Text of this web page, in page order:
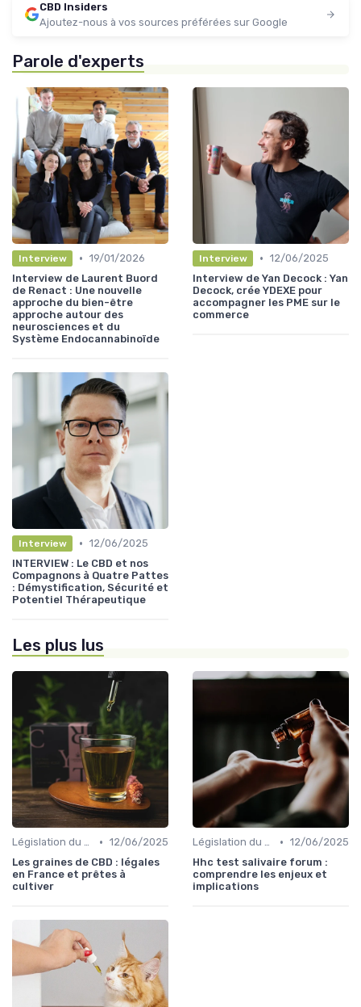
CBD Insiders
Ajoutez-nous à vos sources préférées sur Google
Parole d'experts
Interview • 19/01/2026
Interview de Laurent Buord
de Renact : Une nouvelle
approche du bien-être
approche autour des
neurosciences et du
Système Endocannabinoïde
Interview • 12/06/2025
Interview de Yan Decock : Yan
Decock, crée YDEXE pour
accompagner les PME sur le
commerce
Interview • 12/06/2025
INTERVIEW : Le CBD et nos
Compagnons à Quatre Pattes
: Démystification, Sécurité et
Potentiel Thérapeutique
Les plus lus
Législation du CBD • 12/06/2025
Les graines de CBD : légales
en France et prêtes à
cultiver
Législation du CBD • 12/06/2025
Hhc test salivaire forum :
comprendre les enjeux et
implications